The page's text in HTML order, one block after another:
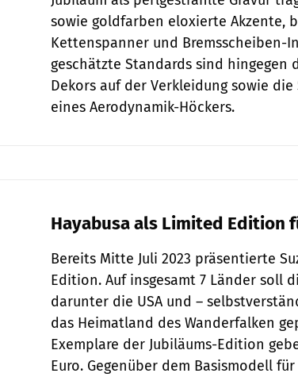
sowie goldfarben eloxierte Akzente,
Kettenspanner und Bremsscheiben-
geschätzte Standards sind hingegen
Dekors auf der Verkleidung sowie
eines Aerodynamik-Höckers.
Hayabusa als Limited Edition
Bereits Mitte Juli 2023 präsentierte
Edition. Auf insgesamt 7 Länder soll
darunter die USA und –
das Heimatland des Wanderfalken
Exemplare der Jubiläums-Edition
Euro. Gegenüber dem Basismodell